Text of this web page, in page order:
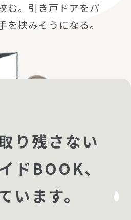
む。引き戸ドアをパ
を挟みそうになる。
り残さない
ドBOOK、
います。